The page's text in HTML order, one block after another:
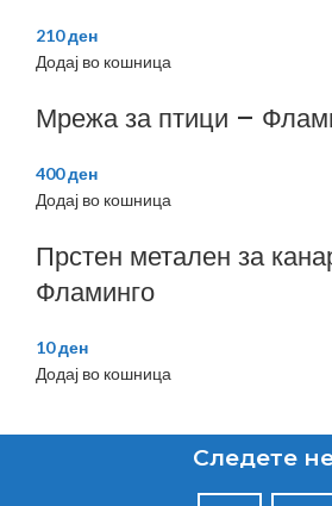
210ден
Додај во кошница
Мрежа за птици –
400ден
Додај во кошница
Прстен метален за
Фламинго
10ден
Додај во кошница
Следете